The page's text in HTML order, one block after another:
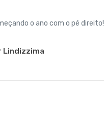
o ano com o pé direito!
Lindizzima